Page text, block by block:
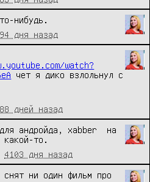
нибудь.
дня назад
watch?
чет я дико взлольнул с
дней назад
андройда, xabber  на
то.
4103 дня назад
ни один фильм про